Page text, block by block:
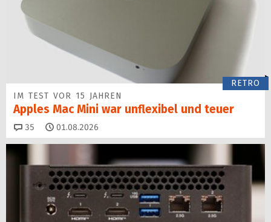
RETRO
IM TEST VOR 15 JAHREN
Apples Mac Mini war unflexibel und teuer
35 Kommentare
01.08.2026